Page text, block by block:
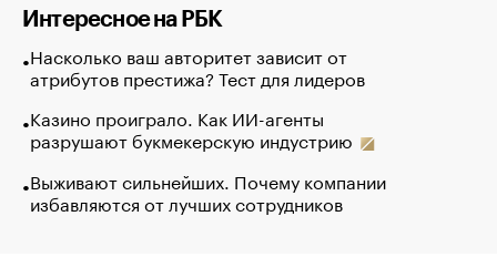
Интересное на РБК
Насколько ваш авторитет зависит от
атрибутов престижа? Тест для лидеров
Казино проиграло. Как ИИ-агенты
разрушают букмекерскую индустрию
Выживают сильнейших. Почему компании
избавляются от лучших сотрудников